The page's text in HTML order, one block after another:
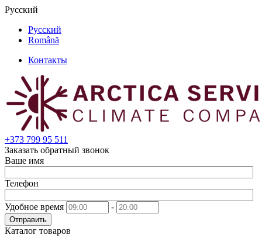
Русский
Русский
Română
Контакты
+373 799 95 511
Заказать обратный звонок
Ваше имя
Телефон
Удобное время -
Отправить
Каталог товаров